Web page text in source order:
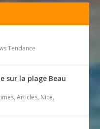
Tendance
sur la plage Beau
,Articles, Nice,